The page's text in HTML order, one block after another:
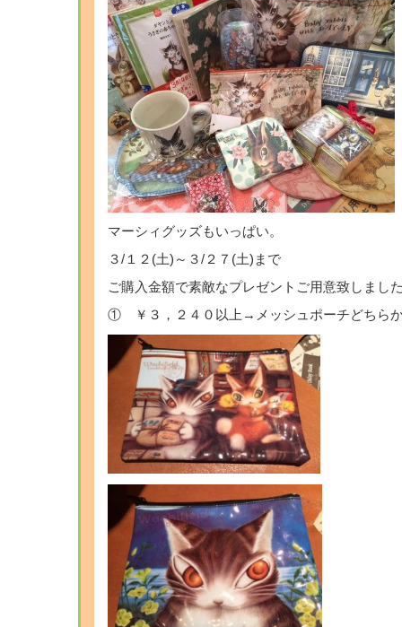
マーシィグッズもいっぱい。
３/１２(土)～３/２７(土)まで
ご購入金額で素敵なプレゼントご用意致しまし
① ￥３，２４０以上→メッシュポーチどちら